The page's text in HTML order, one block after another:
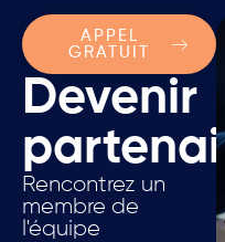
Devenir
Rencontrez un
membre de
l'équipe
APPEL
GRATUIT